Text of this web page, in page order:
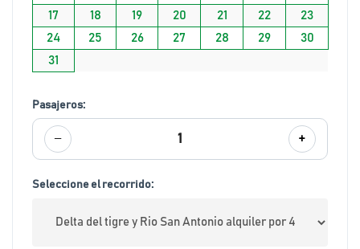
17
18 19 20 21 22
23
24
25 26 27 28 29
30
31
Pasajeros:
− 1 +
Seleccione el recorrido: